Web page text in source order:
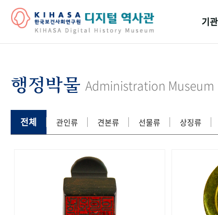
기
연구
행정박물 Administration Museum
전체 관인류 견본류 선물류 상징류